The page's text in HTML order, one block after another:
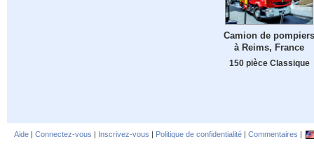
Camion de pompiers
à Reims, France
150 pièce Classique
Aide | Connectez-vous | Inscrivez-vous | Politique de confidentialité | Commentaires |